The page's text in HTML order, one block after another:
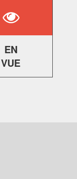
EN
VUE